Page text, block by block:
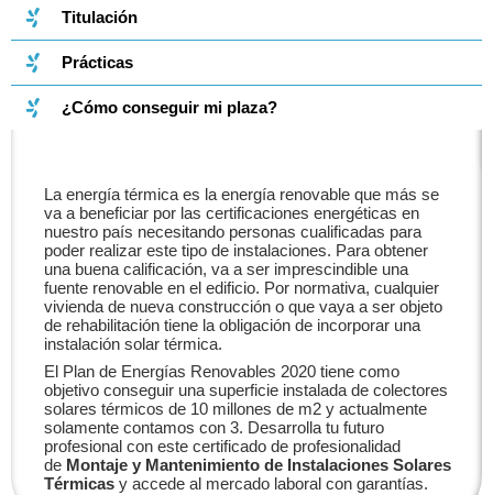
Titulación
Prácticas
¿Cómo conseguir mi plaza?
La energía térmica es la energía renovable que más se
va a beneficiar por las certificaciones energéticas en
nuestro país necesitando personas cualificadas para
poder realizar este tipo de instalaciones. Para obtener
una buena calificación, va a ser imprescindible una
fuente renovable en el edificio. Por normativa, cualquier
vivienda de nueva construcción o que vaya a ser objeto
de rehabilitación tiene la obligación de incorporar una
instalación solar térmica.
El Plan de Energías Renovables 2020 tiene como
objetivo conseguir una superficie instalada de colectores
solares térmicos de 10 millones de m2 y actualmente
solamente contamos con 3. Desarrolla tu futuro
profesional con este certificado de profesionalidad
de Montaje y Mantenimiento de Instalaciones Solares
Térmicas y accede al mercado laboral con garantías.